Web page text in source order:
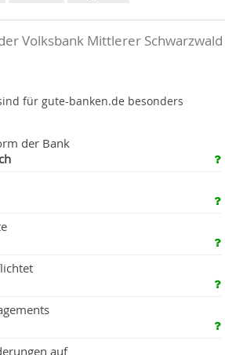
Volksbank Mittlerer Schwarzwald
für gute-banken.de besonders
der Bank
auf